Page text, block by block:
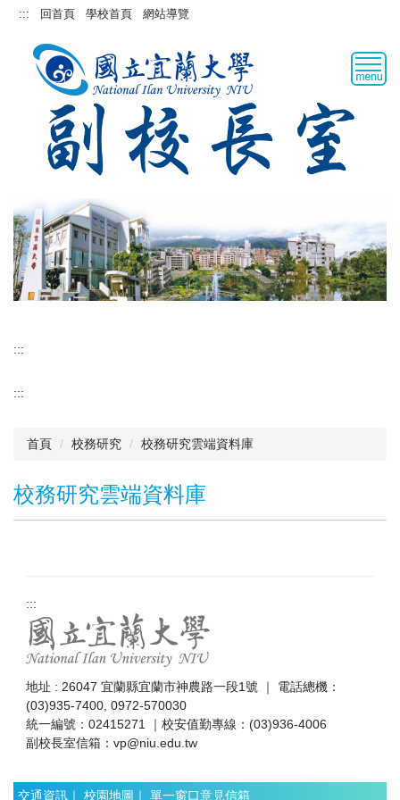
跳::: 回首頁 學校首頁 網站導覽
:::
:::
首頁 校務研究 校務研究雲端資料庫
校務研究雲端資料庫
:::
地址 : 26047 宜蘭縣宜蘭市神農路一段1號 ｜ 電話總機：
(03)935-7400, 0972-570030
統一編號：02415271 ｜校安值勤專線：(03)936-4006
副校長室信箱： vp@niu.edu.tw
交通資訊 ｜ 校園地圖 ｜ 單一窗口意見信箱